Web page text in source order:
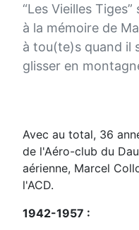
“Les Vieilles Tiges”
à la mémoire de
à tou(te)s quand il
glisser en
Avec au total, 36
de l'Aéro-club du
aérienne, Marcel
l'ACD.
1942-1957 :